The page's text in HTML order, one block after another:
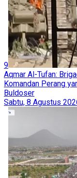
9
Aqmar Al-Tufan:
Komandan Perang
Buldoser
Sabtu, 8 Agustus